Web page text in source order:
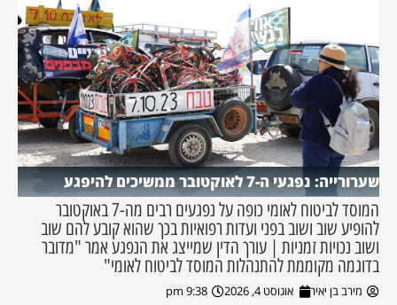
שערורייה: נפגעי ה-7 לאוקטובר ממשיכים להיפגע
המוסד לביטוח לאומי כופה על נפגעים רבים מה-7 באוקטובר
להופיע שוב ושוב בפני ועדות רפואיות בכך שהוא קובע להם שוב
ושוב נכויות זמניות | עורך הדין שמייצג את הנפגע אמר "מדובר
בדוגמה מקוממת להתנהלות המוסד לביטוח לאומי"
מירב בן יאיר אוגוסט 4, 2026 9:38 pm